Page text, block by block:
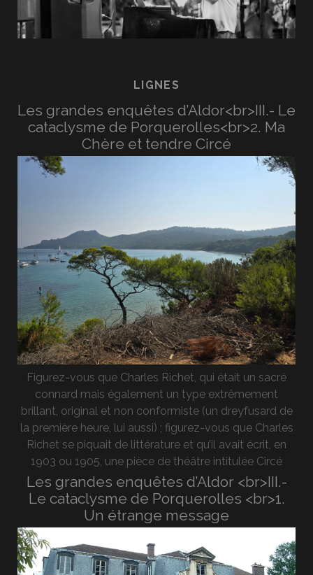
LIGNES
Les grandes enquêtes d’Aldor<br>III.- Le
cataclysme de Porquerolles<br>2. Ma
Chère et tendre Circé
Figurez-vous que Charles Richet, qui était un sacré
connard mais également un type extrêmement
brillant, original et non conformiste (un dreyfusard de
la première heure, lui aussi) ; figurez-vous que Charles
Richet se piquait de littérature et qu’il avait écrit, en
1903 ou 1905, une pièce de théâtre intitulée Circé
Les grandes enquêtes d’Aldor <br>III.-
Le cataclysme de Porquerolles <br>1.
Un étrange message